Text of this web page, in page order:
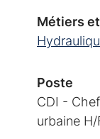
Métiers
Poste
CDI -
urbaine H/